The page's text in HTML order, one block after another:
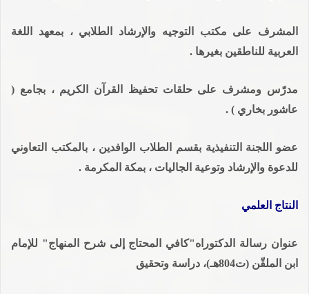
المشرف على مكتب التوجيه والإرشاد الطلابي ، بمعهد اللغة
العربية للناطقين بغيرها .
مدرّس ومشرف على حلقات تحفيظ القرآن الكريم ، بجامع (
عاشور بخاري ) .
عضو اللجنة التنفيذية بقسم الطلاب الوافدين ، بالمكتب التعاوني
للدعوة والإرشاد وتوعية الجاليات ، بمكة المكرمة .
النتاج العلمي
عنوان رسالة الدكتوراه"كافي المحتاج إلى شرح المنهاج" للإمام
ابن الملقّن (ت804هـ)، دراسة وتحقيق